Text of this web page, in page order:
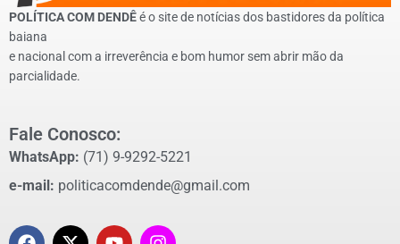
POLÍTICA COM DENDÊé o site de notícias dos bastidores da política
baiana
e nacional com a irreverência e bom humor sem abrir mão da
parcialidade.
Fale Conosco:
WhatsApp: (71) 9-9292-5221
e-mail: politicacomdende@gmail.com